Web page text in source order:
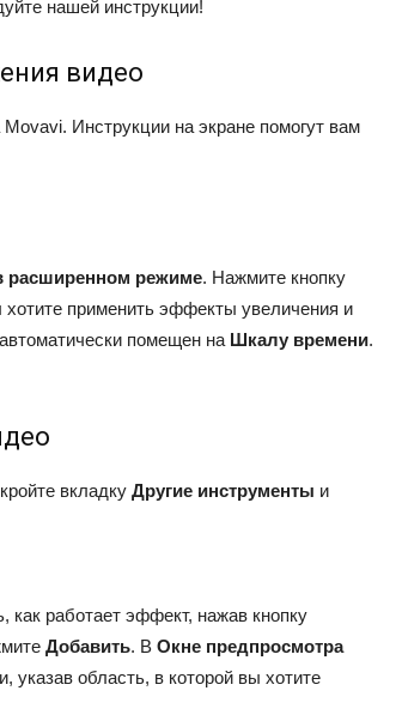
нашей инструкции!
видео
Инструкции на экране помогут вам
расширенном режиме. Нажмите кнопку
применить эффекты увеличения и
помещен на Шкалу времени.
вкладку Другие инструменты и
как работает эффект, нажав кнопку
Добавить. В Окне предпросмотра
указав область, в которой вы хотите